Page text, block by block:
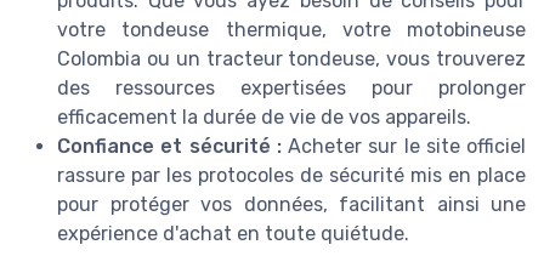
votre tondeuse thermique, votre motobineuse
Colombia ou un tracteur tondeuse, vous trouverez
des ressources expertisées pour prolonger
efficacement la durée de vie de vos appareils.
Confiance et sécurité :Acheter sur le site officiel
rassure par les protocoles de sécurité mis en place
pour protéger vos données, facilitant ainsi une
expérience d'achat en toute quiétude.